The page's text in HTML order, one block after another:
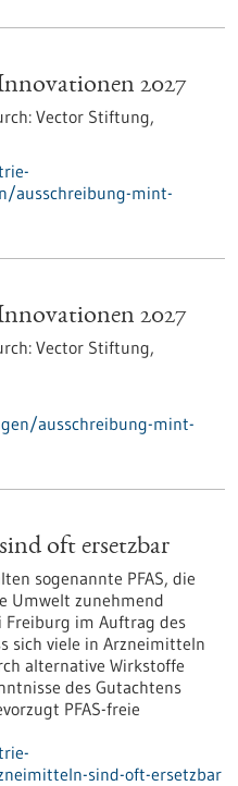
2027
Vector Stiftung,
ausschreibung-mint-
2027
Vector Stiftung,
ausschreibung-mint-
oft ersetzbar
sogenannte PFAS, die
Umwelt zunehmend
Freiburg im Auftrag des
sich viele in Arzneimitteln
alternative Wirkstoffe
des Gutachtens
PFAS-freie
sind-oft-ersetzbar